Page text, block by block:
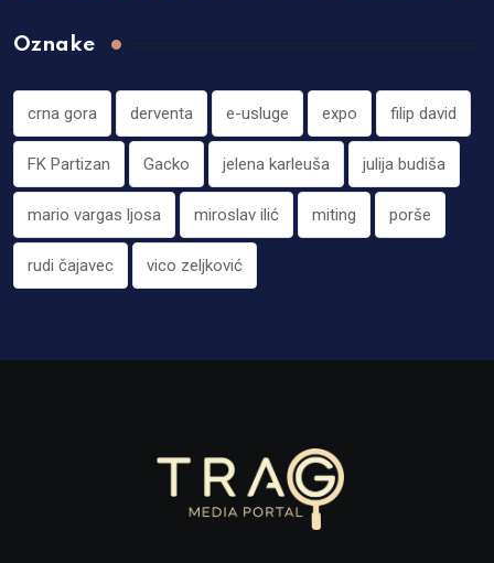
Oznake
crna gora derventa e-usluge expo filip david
FK Partizan Gacko jelena karleuša julija budiša
mario vargas ljosa miroslav ilić miting porše
rudi čajavec vico zeljković